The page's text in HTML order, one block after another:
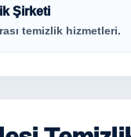
Şirketi
temizlik hizmetleri.